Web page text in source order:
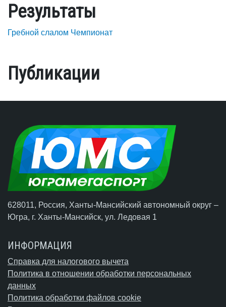
Результаты
Гребной слалом Чемпионат
Публикации
628011, Россия, Ханты-Мансийский автономный округ –
Югра, г. Ханты-Мансийск, ул. Ледовая 1
ИНФОРМАЦИЯ
Справка для налогового вычета
Политика в отношении обработки персональных
данных
Политика обработки файлов cookie